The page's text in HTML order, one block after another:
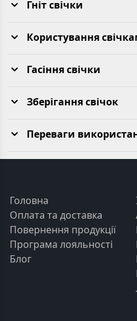
Гніт свічки
Користування
Гасіння свічки
Зберігання свічок
Переваги
Головна
Оплата та доставка
Повернення продукції
Програма лояльності
Блог